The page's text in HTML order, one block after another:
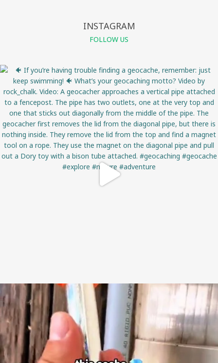
INSTAGRAM
FOLLOW US